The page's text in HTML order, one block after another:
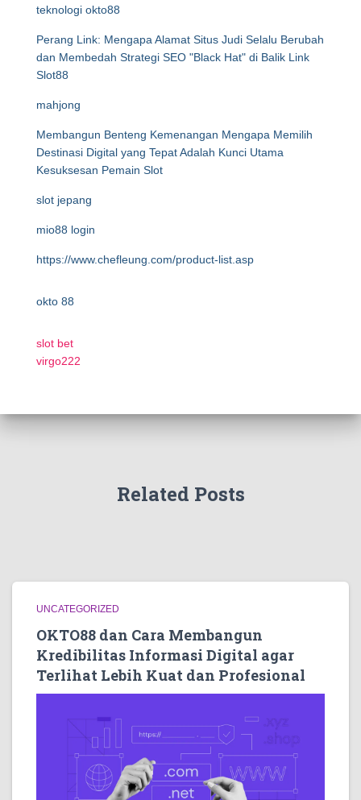
teknologi okto88
Perang Link: Mengapa Alamat Situs Judi Selalu Berubah
dan Membedah Strategi SEO "Black Hat" di Balik Link
Slot88
mahjong
Membangun Benteng Kemenangan Mengapa Memilih
Destinasi Digital yang Tepat Adalah Kunci Utama
Kesuksesan Pemain Slot
slot jepang
mio88 login
https://www.chefleung.com/product-list.asp
okto 88
slot bet
virgo222
Related Posts
UNCATEGORIZED
OKTO88 dan Cara Membangun
Kredibilitas Informasi Digital agar
Terlihat Lebih Kuat dan Profesional